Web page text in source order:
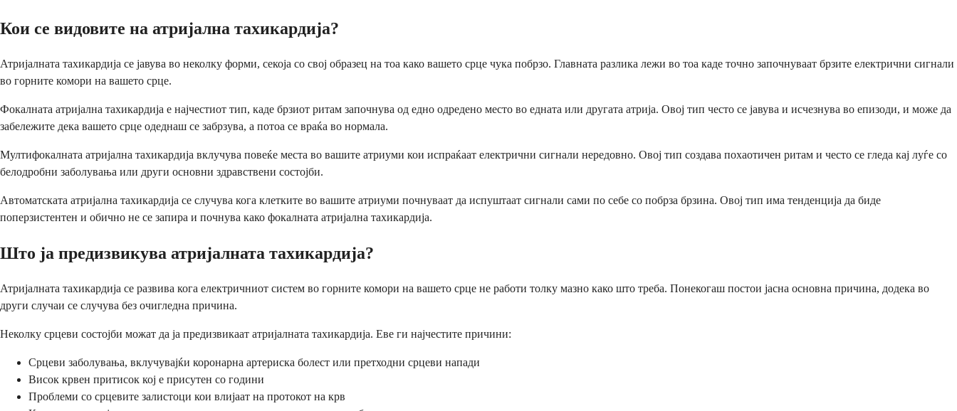
Кои се видовите на атријална тахикардија?
Атријалната тахикардија се јавува во неколку форми, секоја со свој образец на тоа како вашето срце чука побрзо. Главната разлика лежи во тоа каде точно започнуваат брзите електрични сигнали
во горните комори на вашето срце.
Фокалната атријална тахикардија е најчестиот тип, каде брзиот ритам започнува од едно одредено место во едната или другата атрија. Овој тип често се јавува и исчезнува во епизоди, и може да
забележите дека вашето срце одеднаш се забрзува, а потоа се враќа во нормала.
Мултифокалната атријална тахикардија вклучува повеќе места во вашите атриуми кои испраќаат електрични сигнали нередовно. Овој тип создава похаотичен ритам и често се гледа кај луѓе со
белодробни заболувања или други основни здравствени состојби.
Автоматската атријална тахикардија се случува кога клетките во вашите атриуми почнуваат да испуштаат сигнали сами по себе со побрза брзина. Овој тип има тенденција да биде
поперзистентен и обично не се запира и почнува како фокалната атријална тахикардија.
Што ја предизвикува атријалната тахикардија?
Атријалната тахикардија се развива кога електричниот систем во горните комори на вашето срце не работи толку мазно како што треба. Понекогаш постои јасна основна причина, додека во
други случаи се случува без очигледна причина.
Неколку срцеви состојби можат да ја предизвикаат атријалната тахикардија. Еве ги најчестите причини:
Срцеви заболувања, вклучувајќи коронарна артериска болест или претходни срцеви напади
Висок крвен притисок кој е присутен со години
Проблеми со срцевите залистоци кои влијаат на протокот на крв